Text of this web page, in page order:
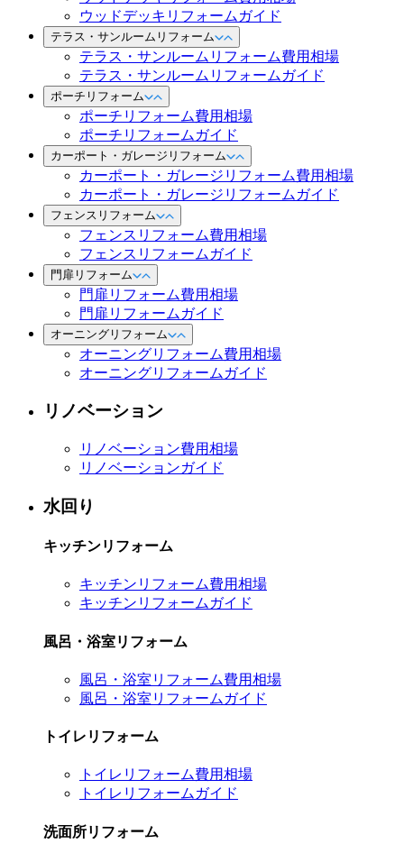
ウッドデッキリフォームガイド
テラス・サンルームリフォーム
テラス・サンルームリフォーム費用相場
テラス・サンルームリフォームガイド
ポーチリフォーム
ポーチリフォーム費用相場
ポーチリフォームガイド
カーポート・ガレージリフォーム
カーポート・ガレージリフォーム費用相場
カーポート・ガレージリフォームガイド
フェンスリフォーム
フェンスリフォーム費用相場
フェンスリフォームガイド
門扉リフォーム
門扉リフォーム費用相場
門扉リフォームガイド
オーニングリフォーム
オーニングリフォーム費用相場
オーニングリフォームガイド
リノベーション
リノベーション費用相場
リノベーションガイド
水回り
キッチンリフォーム
キッチンリフォーム費用相場
キッチンリフォームガイド
風呂・浴室リフォーム
風呂・浴室リフォーム費用相場
風呂・浴室リフォームガイド
トイレリフォーム
トイレリフォーム費用相場
トイレリフォームガイド
洗面所リフォーム